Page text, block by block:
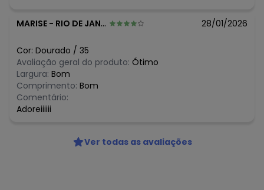
MARISE - RIO DE JANEIRO - RJ 28/01/2026
Cor: Dourado / 35
Avaliação geral do produto: Ótimo
Largura: Bom
Comprimento: Bom
Comentário:
Adoreiiiiii
Ver todas as avaliações